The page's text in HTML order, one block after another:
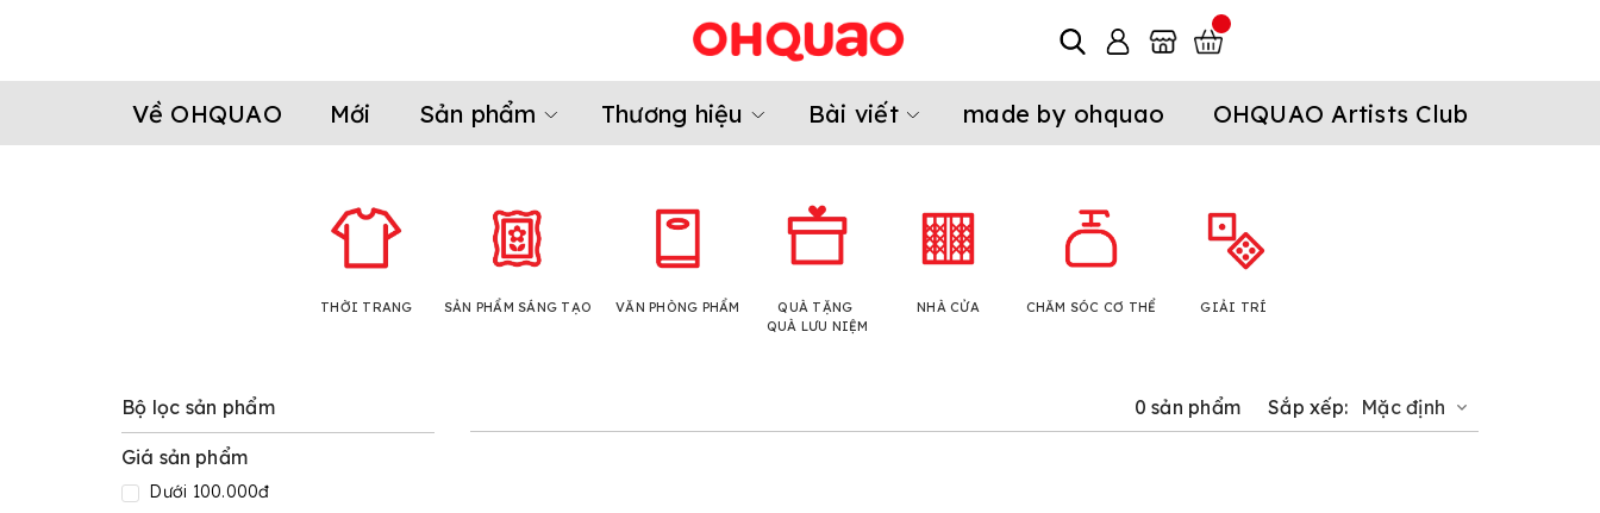
Về OHQUAO Mới Sản phẩm Thương hiệu Bài viết made by ohquao OHQUAO Artists Club
THỜI TRANG SẢN PHẨM SÁNG TẠO VĂN PHÒNG PHẨM
QUÀ TẶNG
QUÀ LƯU NIỆM
NHÀ CỬA CHĂM SÓC CƠ THỂ GIẢI TRÍ
Bộ lọc sản phẩm
Giá sản phẩm
Dưới 100.000đ
0 sản phẩm Sắp xếp: Mặc định